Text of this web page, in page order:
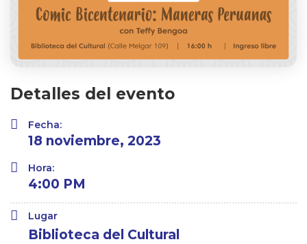
Detalles del evento
Fecha:
18 noviembre, 2023
Hora:
4:00 PM
Lugar
Biblioteca del Cultural